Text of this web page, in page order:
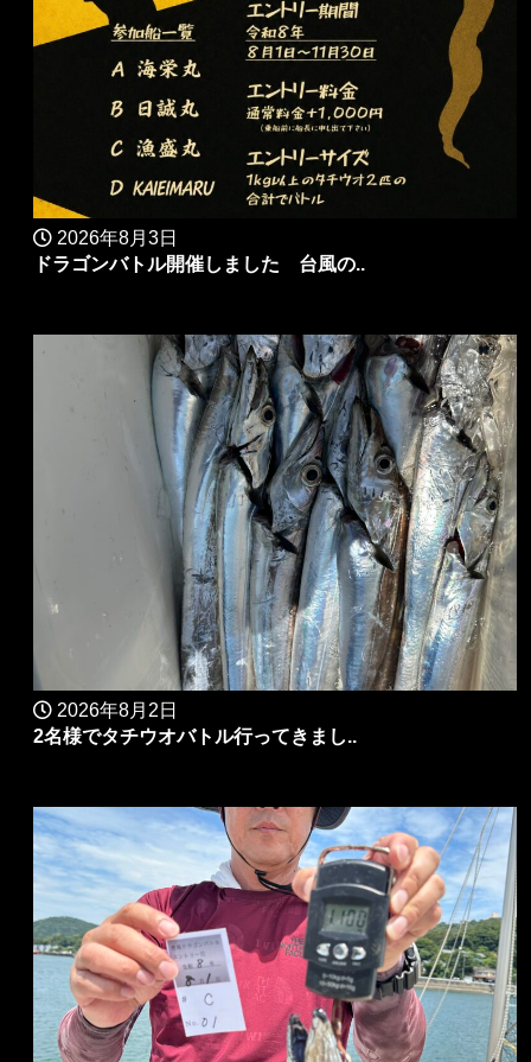
2026年8月3日
ドラゴンバトル開催しました 台風の..
2026年8月2日
2名様でタチウオバトル行ってきまし..